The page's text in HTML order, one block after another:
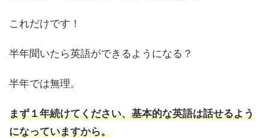
これだけです！
半年聞いたら英語ができるようになる？
半年では無理。
まず１年続けてください、基本的な英語は話せるよう
になっていますから。